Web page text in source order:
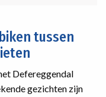
tussen
Defereggendal
gezichten zijn